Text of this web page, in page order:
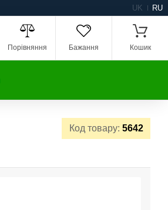
UK RU
Порівняння Бажання Кошик
Код товару: 5642